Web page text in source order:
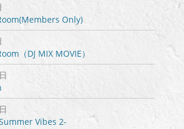
Only)
（DJ MIX MOVIE）
Vibes 2-